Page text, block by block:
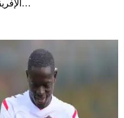
الإفريقي. ويساعد الحكم قيراط كلّ…